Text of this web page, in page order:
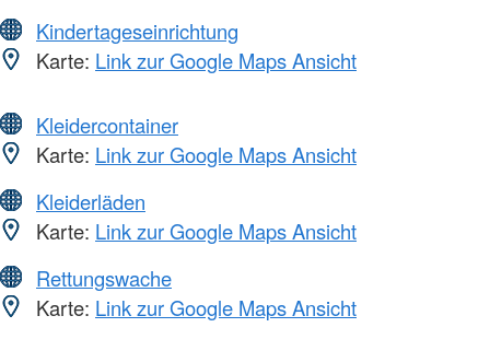
Kindertageseinrichtung
Karte: Link zur Google Maps Ansicht
Kleidercontainer
Karte: Link zur Google Maps Ansicht
Kleiderläden
Karte: Link zur Google Maps Ansicht
Rettungswache
Karte: Link zur Google Maps Ansicht